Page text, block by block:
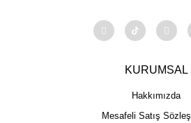
KURUMSAL
Hakkımızda
Mesafeli Satış